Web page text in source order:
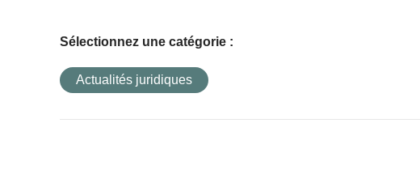
Sélectionnez une catégorie :
Actualités juridiques